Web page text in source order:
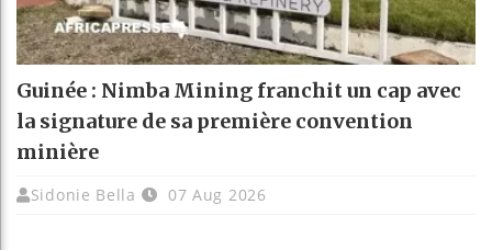
Guinée : Nimba Mining franchit un cap avec
la signature de sa première convention
minière
Sidonie Bella 07 Aug 2026